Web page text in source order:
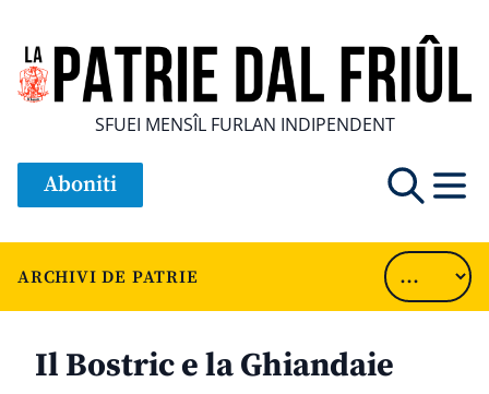
SFUEI MENSÎL FURLAN INDIPENDENT
Aboniti
ARCHIVI DE PATRIE
Il Bostric e la Ghiandaie